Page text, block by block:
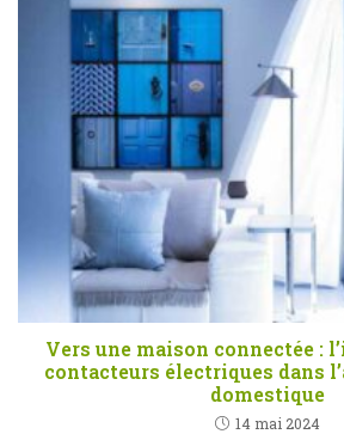
Vers une maison connectée :
contacteurs électriques dans
domestique
14 mai 2024